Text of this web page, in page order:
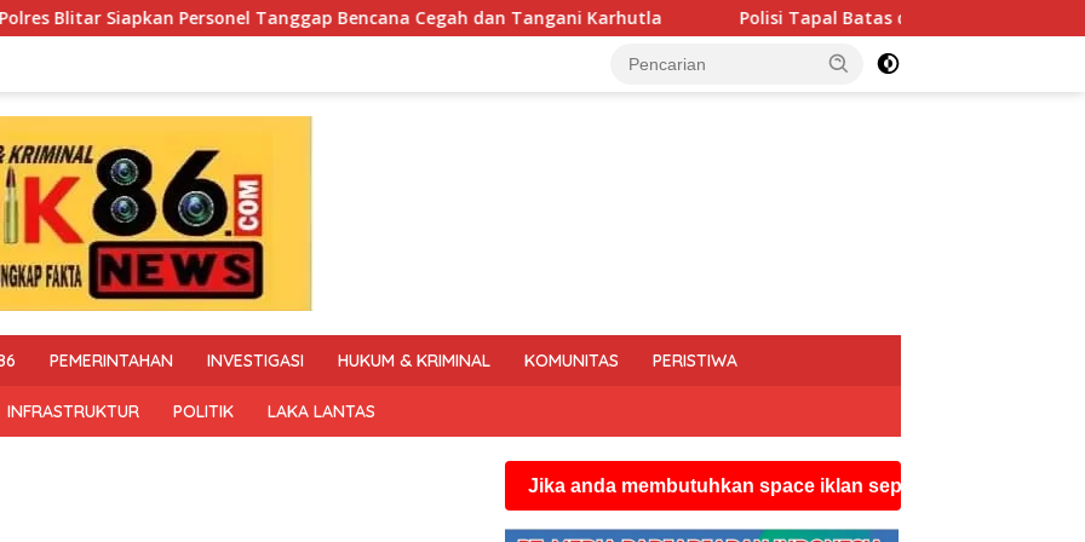
Bencana Cegah dan Tangani Karhutla Polisi Tapal Batas dan Pedalaman Hoegeng Awards 2026 Diraih Iptu
PEMERINTAHAN INVESTIGASI HUKUM & KRIMINAL KOMUNITAS PERISTIWA
INFRASTRUKTUR POLITIK LAKA LANTAS
Jika anda membutuhkan space iklan seperti ini silahkan hubungi